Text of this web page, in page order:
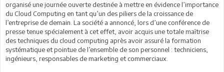
organisé une journée ouverte destinée à mettre en évidence l’importance
du Cloud Computing en tant qu’un des piliers de la croissance de
l’entreprise de demain. La société a annoncé, lors d’une conférence de
presse tenue spécialement à cet effet, avoir acquis une totale maîtrise
des techniques du cloud computing après avoir assuré la formation
systématique et pointue de l’ensemble de son personnel : techniciens,
ingénieurs, responsables de marketing et commerciaux.